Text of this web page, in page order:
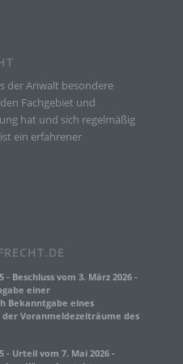
der Anwalt besondere
Fachgebiet und
hat und sich regelmäßig
ein erfahrener
- Beschluss vom 3. März 2026 -
einer
Bekanntgabe eines
Voranmeldezeiträume des
- Urteil vom 7. Mai 2026 -
werden, um bestimmte
um Aspekte bezüglich
Lage, Gesundheit,
Zuverlässigkeit,
dieser natürlichen
Person zugeordnet
Informationen
technischen und
unterliegen, die
Daten nicht
natürlichen Person